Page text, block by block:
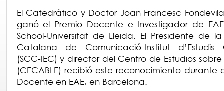
El Catedrático y Doctor Joan Francesc
ganó el Premio Docente e Investigador de EAE
School-Universitat de Lleida. El Presidente de
Catalana de Comunicació-Institut d’Estudis
(SCC-IEC) y director del Centro de Estudios
(CECABLE) recibió este reconocimiento durante
Docente en EAE, en Barcelona.